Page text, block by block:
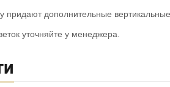
придают дополнительные
уточняйте у менеджера.